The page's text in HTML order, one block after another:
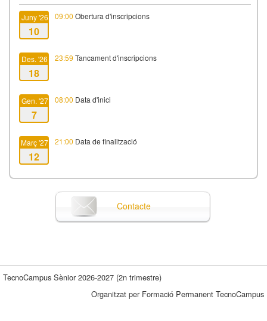
Juny '26
10
09:00 Obertura d'inscripcions
Des. '26
18
23:59 Tancament d'inscripcions
Gen. '27
7
08:00 Data d'inici
Març '27
12
21:00 Data de finalització
Contacte
TecnoCampus Sènior 2026-2027 (2n trimestre)
Organitzat per Formació Permanent TecnoCampus